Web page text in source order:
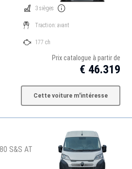
3 sièges
Traction: avant
177 ch
Prix catalogue à partir de
€ 46.319
Cette voiture m'intéresse
S&S AT